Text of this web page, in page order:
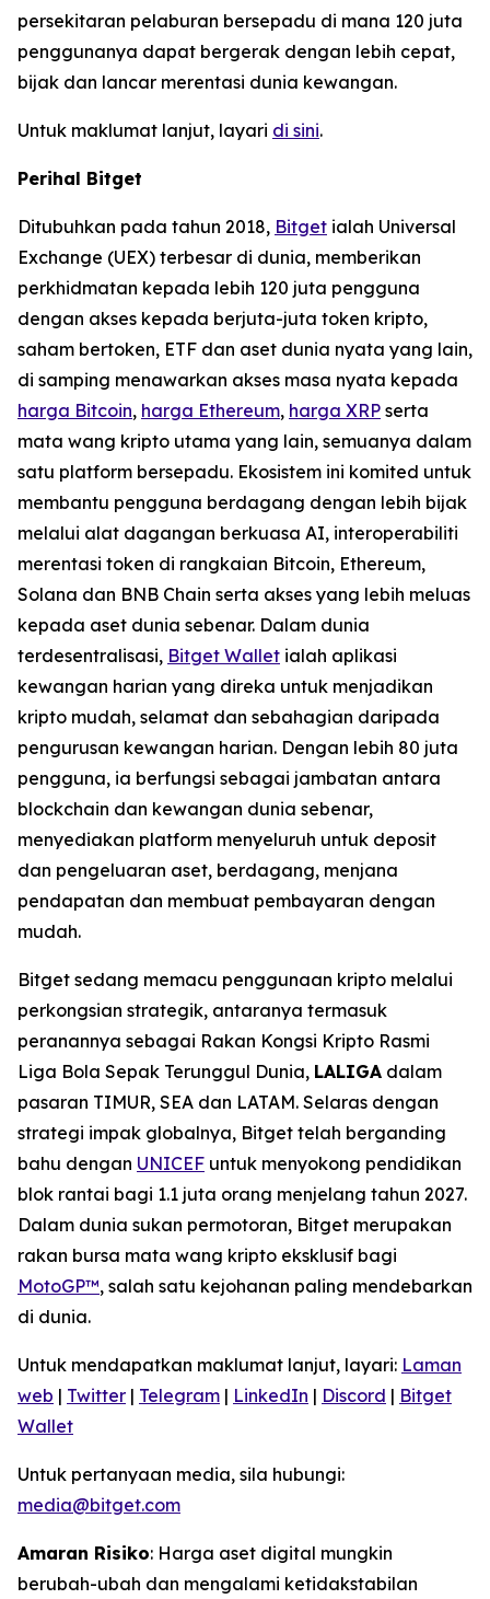
persekitaran pelaburan bersepadu di mana 120 juta
penggunanya dapat bergerak dengan lebih cepat,
bijak dan lancar merentasi dunia kewangan.
Untuk maklumat lanjut, layari di sini.
Perihal Bitget
Ditubuhkan pada tahun 2018, Bitget ialah Universal
Exchange (UEX) terbesar di dunia, memberikan
perkhidmatan kepada lebih 120 juta pengguna
dengan akses kepada berjuta-juta token kripto,
saham bertoken, ETF dan aset dunia nyata yang lain,
di samping menawarkan akses masa nyata kepada
harga Bitcoin, harga Ethereum, harga XRP serta
mata wang kripto utama yang lain, semuanya dalam
satu platform bersepadu. Ekosistem ini komited untuk
membantu pengguna berdagang dengan lebih bijak
melalui alat dagangan berkuasa AI, interoperabiliti
merentasi token di rangkaian Bitcoin, Ethereum,
Solana dan BNB Chain serta akses yang lebih meluas
kepada aset dunia sebenar. Dalam dunia
terdesentralisasi, Bitget Wallet ialah aplikasi
kewangan harian yang direka untuk menjadikan
kripto mudah, selamat dan sebahagian daripada
pengurusan kewangan harian. Dengan lebih 80 juta
pengguna, ia berfungsi sebagai jambatan antara
blockchain dan kewangan dunia sebenar,
menyediakan platform menyeluruh untuk deposit
dan pengeluaran aset, berdagang, menjana
pendapatan dan membuat pembayaran dengan
mudah.
Bitget sedang memacu penggunaan kripto melalui
perkongsian strategik, antaranya termasuk
peranannya sebagai Rakan Kongsi Kripto Rasmi
Liga Bola Sepak Terunggul Dunia, LALIGA dalam
pasaran TIMUR, SEA dan LATAM. Selaras dengan
strategi impak globalnya, Bitget telah berganding
bahu dengan UNICEF untuk menyokong pendidikan
blok rantai bagi 1.1 juta orang menjelang tahun 2027.
Dalam dunia sukan permotoran, Bitget merupakan
rakan bursa mata wang kripto eksklusif bagi
MotoGP™, salah satu kejohanan paling mendebarkan
di dunia.
Untuk mendapatkan maklumat lanjut, layari: Laman
web | Twitter | Telegram | LinkedIn | Discord | Bitget
Wallet
Untuk pertanyaan media, sila hubungi:
media@bitget.com
Amaran Risiko: Harga aset digital mungkin
berubah-ubah dan mengalami ketidakstabilan